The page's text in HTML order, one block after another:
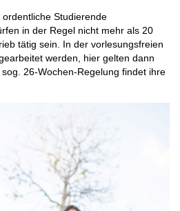
Studierende
in der Regel nicht mehr als 20
tätig sein. In der vorlesungsfreien
werden, hier gelten dann
26-Wochen-Regelung findet ihre